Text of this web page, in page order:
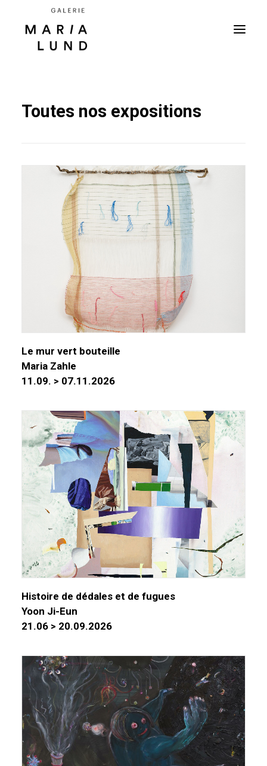
Toutes nos expositions
Le mur vert bouteille
Maria Zahle
11.09. > 07.11.2026
Histoire de dédales et de fugues
Yoon Ji-Eun
21.06 > 20.09.2026